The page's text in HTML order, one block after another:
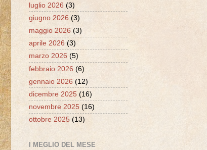
luglio 2026 (3)
giugno 2026 (3)
maggio 2026 (3)
aprile 2026 (3)
marzo 2026 (5)
febbraio 2026 (6)
gennaio 2026 (12)
dicembre 2025 (16)
novembre 2025 (16)
ottobre 2025 (13)
I MEGLIO DEL MESE